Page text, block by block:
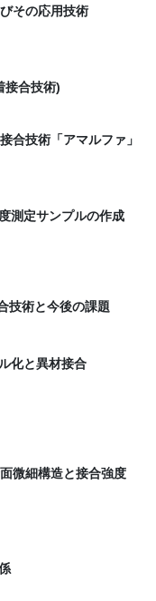
その応用技術
合技術)
合技術「アマルファ」
測定サンプルの作成
技術と今後の課題
化と異材接合
微細構造と接合強度